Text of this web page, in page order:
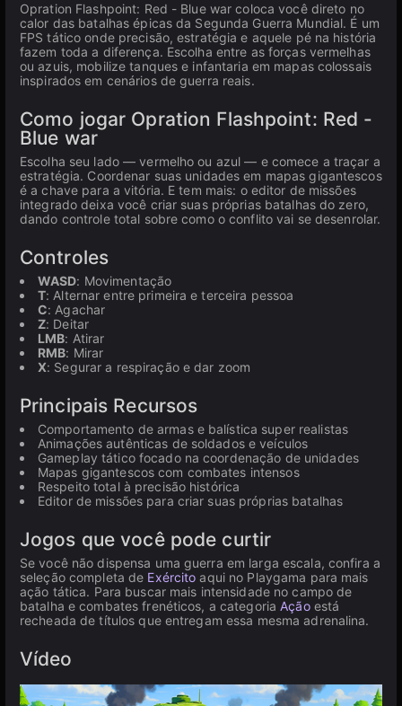
Opration Flashpoint: Red - Blue war coloca você direto no
calor das batalhas épicas da Segunda Guerra Mundial. É um
FPS tático onde precisão, estratégia e aquele pé na história
fazem toda a diferença. Escolha entre as forças vermelhas
ou azuis, mobilize tanques e infantaria em mapas colossais
inspirados em cenários de guerra reais.
Como jogar Opration Flashpoint: Red -
Blue war
Escolha seu lado — vermelho ou azul — e comece a traçar a
estratégia. Coordenar suas unidades em mapas gigantescos
é a chave para a vitória. E tem mais: o editor de missões
integrado deixa você criar suas próprias batalhas do zero,
dando controle total sobre como o conflito vai se desenrolar.
Controles
WASD: Movimentação
T: Alternar entre primeira e terceira pessoa
C: Agachar
Z: Deitar
LMB: Atirar
RMB: Mirar
X: Segurar a respiração e dar zoom
Principais Recursos
Comportamento de armas e balística super realistas
Animações autênticas de soldados e veículos
Gameplay tático focado na coordenação de unidades
Mapas gigantescos com combates intensos
Respeito total à precisão histórica
Editor de missões para criar suas próprias batalhas
Jogos que você pode curtir
Se você não dispensa uma guerra em larga escala, confira a
seleção completa de Exército aqui no Playgama para mais
ação tática. Para buscar mais intensidade no campo de
batalha e combates frenéticos, a categoriaAçãoestá
recheada de títulos que entregam essa mesma adrenalina.
Vídeo